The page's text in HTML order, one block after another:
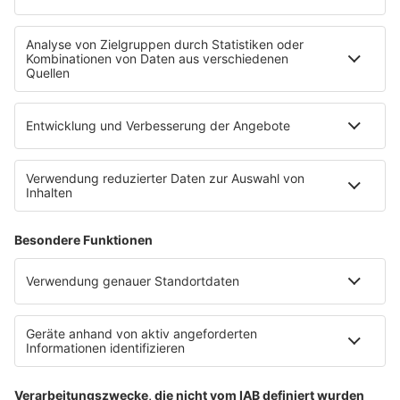
Uniklinik Tübingen eröffnet neues
Fahrradparkhaus
Die Uniklinik Tübingen hat ein neues Fahrradparkhaus
eröffnet. Direkt an der Medizinischen Klinik bietet es
E-Bikes über eine Photovoltaikanlage auf dem …
Impressum